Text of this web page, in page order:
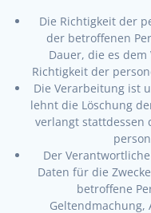
Die Richtigkeit der
der betroffenen
Dauer, die es
Richtigkeit der
Die Verarbeitung ist
lehnt die Löschung
verlangt stattdessen
Der
Daten für die
betroffene
Geltendmachung,